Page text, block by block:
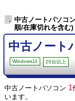
中古ノートパソコ
順/在庫切れを含む)
中古ノー
Windows11 20台以上
中古ノートパソコン 1
います。